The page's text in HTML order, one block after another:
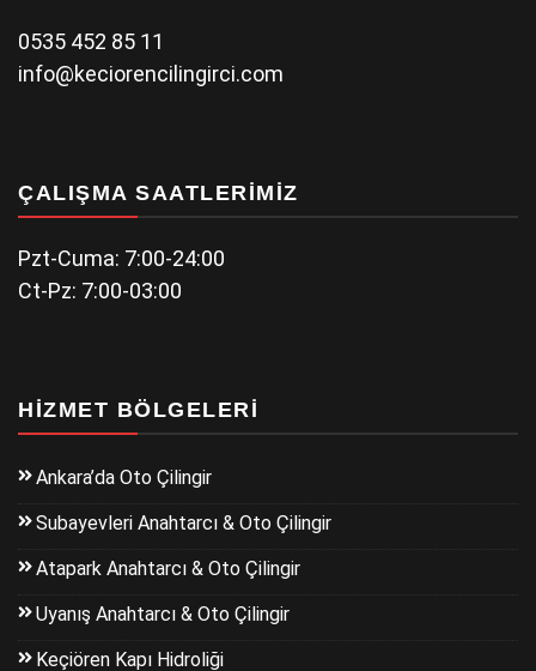
0535 452 85 11
info@keciorencilingirci.com
ÇALIŞMA SAATLERIMIZ
Pzt-Cuma: 7:00-24:00
Ct-Pz: 7:00-03:00
HIZMET BÖLGELERI
Ankara’da Oto Çilingir
Subayevleri Anahtarcı & Oto Çilingir
Atapark Anahtarcı & Oto Çilingir
Uyanış Anahtarcı & Oto Çilingir
Keçiören Kapı Hidroliği